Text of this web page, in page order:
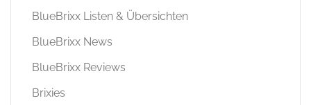
BlueBrixx Listen & Übersichten
BlueBrixx News
BlueBrixx Reviews
Brixies